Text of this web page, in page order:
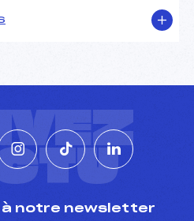
à notre newsletter